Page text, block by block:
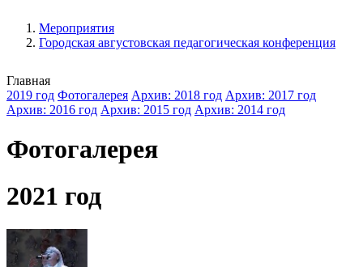
Мероприятия
Городская августовская педагогическая конференция
Главная
2019 год Фотогалерея Архив: 2018 год Архив: 2017 год
Архив: 2016 год Архив: 2015 год Архив: 2014 год
Фотогалерея
2021 год